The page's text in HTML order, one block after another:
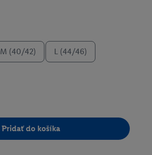
M (40/42) L (44/46)
Pridať do košíka